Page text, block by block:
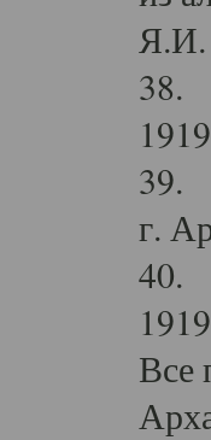
Я.И.
38.
39.
г.
40.
Все